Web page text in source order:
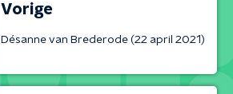
Vorige
Désanne van Brederode (22 april 2021)